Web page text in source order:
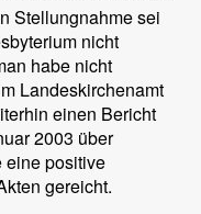
Stellungnahme sei
nicht
habe nicht
Landeskirchenamt
einen Bericht
2003 über
eine positive
gereicht.